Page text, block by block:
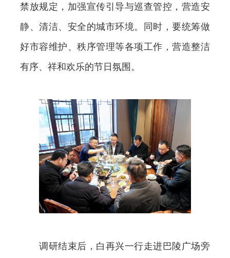
禁放规定，加强宣传引导与巡查管控，营造安
静、清洁、安全的城市环境。同时，要统筹做
好市容维护、秩序管理等各项工作，营造整洁
有序、祥和欢乐的节日氛围。
调研结束后，白再兴一行走进巴陵广场旁